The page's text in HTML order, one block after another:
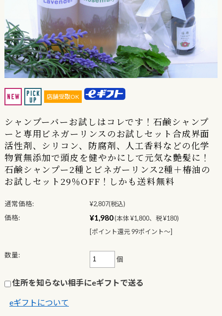
店舗受取OK
シャンプーバーお試しはコレです！石鹸シャンプ
ーと専用ビネガーリンスのお試しセット合成界面
活性剤、シリコン、防腐剤、人工香料などの化学
物質無添加で頭皮を健やかにして元気な艶髪に！
石鹸シャンプー2種とビネガーリンス2種＋椿油の
お試しセット29％OFF！しかも送料無料
通常価格: ¥2,807(税込)
価格:
¥1,980(本体 ¥1,800、税 ¥180)
[ポイント還元 99ポイント〜]
数量:
個
住所を知らない相手にeギフトで送る
eギフトについて